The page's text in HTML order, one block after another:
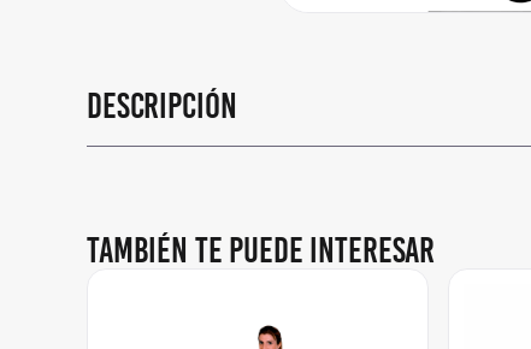
Descripción
También te puede interesar